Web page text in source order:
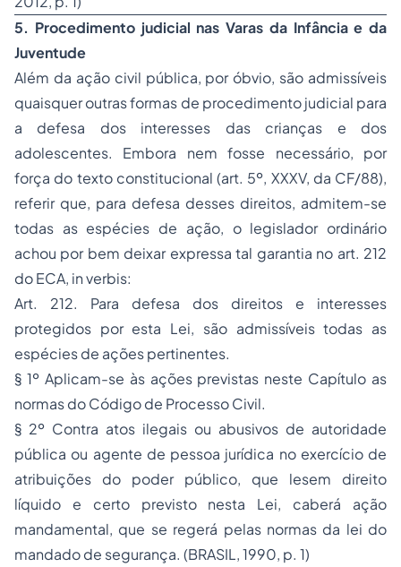
5. Procedimento judicial nas Varas da Infância e da
Juventude
Além da ação civil pública, por óbvio, são admissíveis
quaisquer outras formas de procedimento judicial para
a defesa dos interesses das crianças e dos
adolescentes. Embora nem fosse necessário, por
força do texto constitucional (art. 5º, XXXV, da CF/88),
referir que, para defesa desses direitos, admitem-se
todas as espécies de ação, o legislador ordinário
achou por bem deixar expressa tal garantia no art. 212
do ECA, in verbis:
Art. 212. Para defesa dos direitos e interesses
protegidos por esta Lei, são admissíveis todas as
espécies de ações pertinentes.
§ 1º Aplicam-se às ações previstas neste Capítulo as
normas do Código de Processo Civil.
§ 2º Contra atos ilegais ou abusivos de autoridade
pública ou agente de pessoa jurídica no exercício de
atribuições do poder público, que lesem direito
líquido e certo previsto nesta Lei, caberá ação
mandamental, que se regerá pelas normas da lei do
mandado de segurança. (BRASIL, 1990, p. 1)